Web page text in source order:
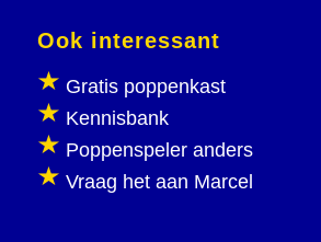
Ook interessant
Gratis poppenkast
Kennisbank
Poppenspeler anders
Vraag het aan Marcel